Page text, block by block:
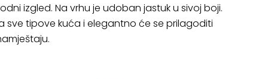
izgled. Na vrhu je udoban jastuk u sivoj boji.
sve tipove kuća i elegantno će se prilagoditi